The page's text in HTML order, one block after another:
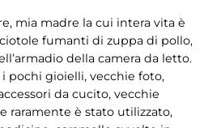
mia madre la cui intera vita è
fumanti di zuppa di pollo,
della camera da letto.
pochi gioielli, vecchie foto,
da cucito, vecchie
raramente è stato utilizzato,